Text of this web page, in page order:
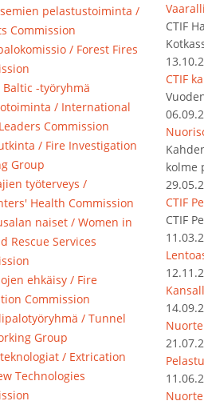
pelastustoiminta /
Commission
/ Forest Fires
-työryhmä
/ International
Commission
/ Fire Investigation
Group
työterveys /
Health Commission
naiset / Women in
Rescue Services
ehkäisy / Fire
Commission
/ Tunnel
Group
/ Extrication
Technologies
CTIF
CTIF
kolme
CTIF
CTIF